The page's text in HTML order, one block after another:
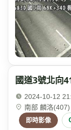
國道3號北向
2024-10-12
南部 麟洛
即時影像